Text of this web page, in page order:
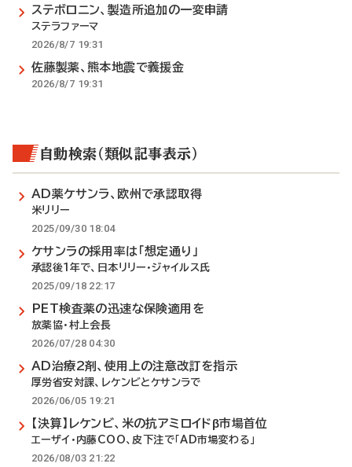
ステボロニン、製造所追加の一変申請
ステラファーマ
2026/8/7 19:31
佐藤製薬、熊本地震で義援金
2026/8/7 19:31
自動検索（類似記事表示）
AD薬ケサンラ、欧州で承認取得
米リリー
2025/09/30 18:04
ケサンラの採用率は「想定通り」
承認後1年で、日本リリー・ジャイルス氏
2025/09/18 22:17
PET検査薬の迅速な保険適用を
放薬協・村上会長
2026/07/28 04:30
AD治療2剤、使用上の注意改訂を指示
厚労省安対課、レケンビとケサンラで
2026/06/05 19:21
【決算】レケンビ、米の抗アミロイドβ市場首位
エーザイ・内藤COO、皮下注で「AD市場変わる」
2026/08/03 21:22